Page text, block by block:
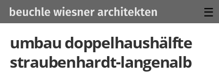
☰
umbau doppelhaushälfte
straubenhardt-langenalb